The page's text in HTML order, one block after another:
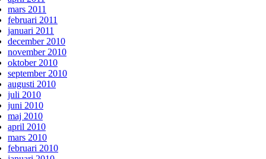
mars 2011
februari 2011
januari 2011
december 2010
november 2010
oktober 2010
september 2010
augusti 2010
juli 2010
juni 2010
maj 2010
april 2010
mars 2010
februari 2010